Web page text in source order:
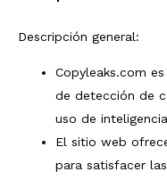
Descripción general:
Copyleaks.com
de detección de
uso de
El sitio web
para satisfacer